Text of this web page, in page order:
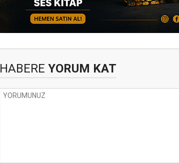
HABERE YORUM KAT